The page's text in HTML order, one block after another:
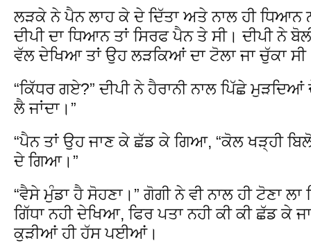
ਲੜਕੇ ਨੇ ਪੈਨ ਲਾਹ ਕੇ ਦੇ ਦਿੱਤਾ ਅਤੇ ਨਾਲ ਹੀ ਧਿਆਨ
ਦੀਪੀ ਦਾ ਧਿਆਨ ਤਾਂ ਸਿਰਫ ਪੈਨ ਤੇ ਸੀ। ਦੀਪੀ ਨੇ
ਵੱਲ ਦੇਖਿਆ ਤਾਂ ਉਹ ਲੜਕਿਆਂ ਦਾ ਟੋਲਾ ਜਾ ਚੁੱਕਾ
“ਕਿੱਧਰ ਗਏ?” ਦੀਪੀ ਨੇ ਹੈਰਾਨੀ ਨਾਲ ਪਿੱਛੇ
ਲੈ ਜਾਂਦਾ।”
“ਪੈਨ ਤਾਂ ਉਹ ਜਾਣ ਕੇ ਛੱਡ ਕੇ ਗਿਆ, “ਕੋਲ ਖੜ੍ਹੀ
ਦੇ ਗਿਆ।”
“ਵੈਸੇ ਮੁੰਡਾ ਹੈ ਸੋਹਣਾ।” ਗੋਗੀ ਨੇ ਵੀ ਨਾਲ ਹੀ ਟੋਣਾ ਲਾ
ਗਿੱਧਾ ਨਹੀ ਦੇਖਿਆ, ਫਿਰ ਪਤਾ ਨਹੀ ਕੀ ਕੀ ਛੱਡ ਕੇ
ਕੁੜੀਆਂ ਹੀ ਹੱਸ ਪਈਆਂ।